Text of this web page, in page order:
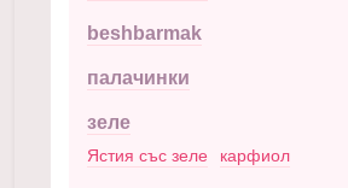
beshbarmak
палачинки
зеле
Ястия със зеле карфиол